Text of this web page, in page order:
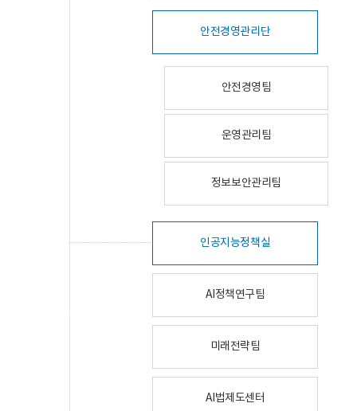
안전경영관리단
안전경영팀
운영관리팀
정보보안관리팀
인공지능정책실
AI정책연구팀
미래전략팀
AI법제도센터